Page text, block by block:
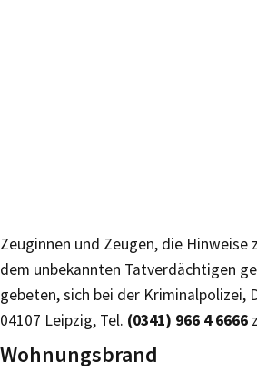
Zeuginnen und Zeugen, die Hinweise
dem unbekannten Tatverdächtigen
gebeten, sich bei der Kriminalpolizei,
04107 Leipzig, Tel. (0341) 966 4 6666
Wohnungsbrand